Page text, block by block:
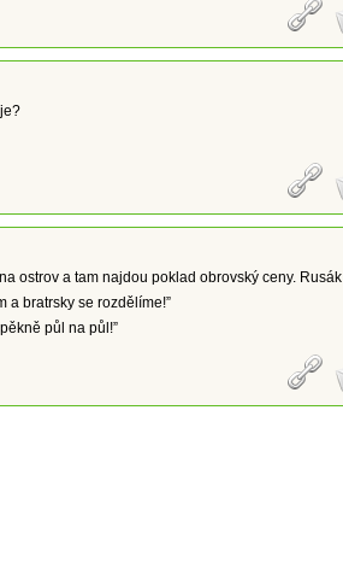
ostrov a tam najdou poklad obrovský ceny. Rusák
a bratrsky se rozdělíme!”
půl na půl!”